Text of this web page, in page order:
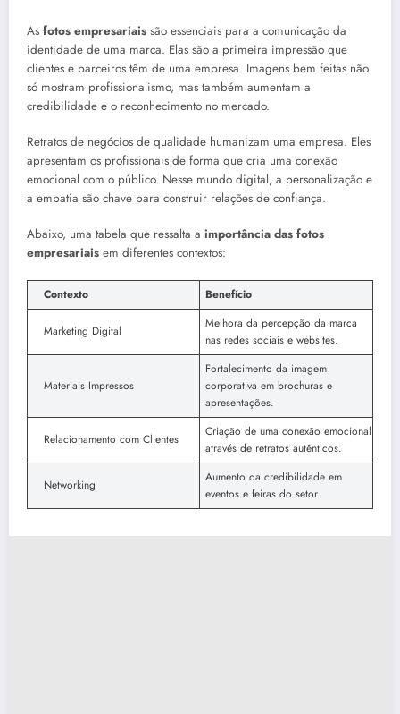
As fotos empresariais são essenciais para a comunicação da
identidade de uma marca. Elas são a primeira impressão que
clientes e parceiros têm de uma empresa. Imagens bem feitas não
só mostram profissionalismo, mas também aumentam a
credibilidade e o reconhecimento no mercado.
Retratos de negócios de qualidade humanizam uma empresa. Eles
apresentam os profissionais de forma que cria uma conexão
emocional com o público. Nesse mundo digital, a personalização e
a empatia são chave para construir relações de confiança.
Abaixo, uma tabela que ressalta a importância das fotos
empresariais em diferentes contextos:
Contexto Benefício
Marketing Digital
Melhora da percepção da marca
nas redes sociais e websites.
Materiais Impressos
Fortalecimento da imagem
corporativa em brochuras e
apresentações.
Relacionamento com Clientes
Criação de uma conexão emocional
através de retratos autênticos.
Networking
Aumento da credibilidade em
eventos e feiras do setor.